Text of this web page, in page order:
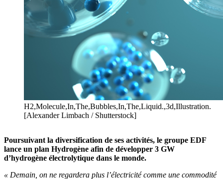
H2,Molecule,In,The,Bubbles,In,The,Liquid.,3d,Illustration.
[Alexander Limbach / Shutterstock]
Poursuivant la diversification de ses activités, le groupe EDF
lance un plan Hydrogène afin de développer 3 GW
d’hydrogène électrolytique dans le monde.
« Demain, on ne regardera plus l’électricité comme une commodité